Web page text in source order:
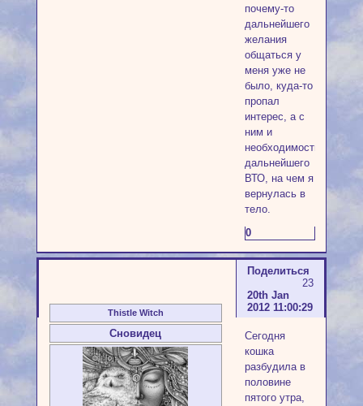
почему-то
дальнейшего
желания
общаться у
меня уже не
было, куда-то
пропал
интерес, а с
ним и
необходимость
дальнейшего
ВТО, на чем я
вернулась в
тело.
0
Поделиться
23
20th Jan
2012 11:00:29
Thistle Witch
Сновидец
Сегодня
кошка
разбудила в
половине
пятого утра,